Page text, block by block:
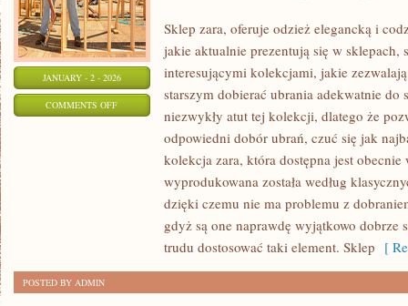
JANUARY - 2 - 2026
COMMENTS OFFON
Sklep zara, oferuje odzież elegancką i
jakie aktualnie prezentują się w sklepach,
interesującymi kolekcjami, jakie
starszym dobierać ubrania adekwatnie do
niezwykły atut tej kolekcji, dlatego że
odpowiedni dobór ubrań, czuć się jak
kolekcja zara, która dostępna jest
wyprodukowana została według
dzięki czemu nie ma problemu z
gdyż są one naprawdę wyjątkowo dobrze
trudu dostosować taki element. Sklep [
POSTED BY ADMIN